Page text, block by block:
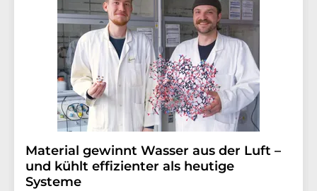
Material gewinnt Wasser aus der Luft –
und kühlt effizienter als heutige
Systeme